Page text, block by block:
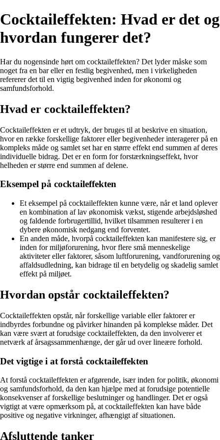
Cocktaileffekten: Hvad er det og
hvordan fungerer det?
Har du nogensinde hørt om cocktaileffekten? Det lyder måske som
noget fra en bar eller en festlig begivenhed, men i virkeligheden
refererer det til en vigtig begivenhed inden for økonomi og
samfundsforhold.
Hvad er cocktaileffekten?
Cocktaileffekten er et udtryk, der bruges til at beskrive en situation,
hvor en række forskellige faktorer eller begivenheder interagerer på en
kompleks måde og samlet set har en større effekt end summen af deres
individuelle bidrag. Det er en form for forstærkningseffekt, hvor
helheden er større end summen af delene.
Eksempel på cocktaileffekten
Et eksempel på cocktaileffekten kunne være, når et land oplever
en kombination af lav økonomisk vækst, stigende arbejdsløshed
og faldende forbrugertillid, hvilket tilsammen resulterer i en
dybere økonomisk nedgang end forventet.
En anden måde, hvorpå cocktaileffekten kan manifestere sig, er
inden for miljøforurening, hvor flere små menneskelige
aktiviteter eller faktorer, såsom luftforurening, vandforurening og
affaldsudledning, kan bidrage til en betydelig og skadelig samlet
effekt på miljøet.
Hvordan opstår cocktaileffekten?
Cocktaileffekten opstår, når forskellige variable eller faktorer er
indbyrdes forbundne og påvirker hinanden på komplekse måder. Det
kan være svært at forudsige cocktaileffekten, da den involverer et
netværk af årsagssammenhænge, der går ud over lineære forhold.
Det vigtige i at forstå cocktaileffekten
At forstå cocktaileffekten er afgørende, især inden for politik, økonomi
og samfundsforhold, da den kan hjælpe med at forudsige potentielle
konsekvenser af forskellige beslutninger og handlinger. Det er også
vigtigt at være opmærksom på, at cocktaileffekten kan have både
positive og negative virkninger, afhængigt af situationen.
Afsluttende tanker